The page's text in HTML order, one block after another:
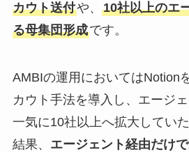
カウト送付や、 10社以上のエ
る母集団形成です。
AMBIの運用においてはNotion
カウト手法を導入し、エージ
一気に10社以上へ拡大してい
結果、 エージェント経由だけ